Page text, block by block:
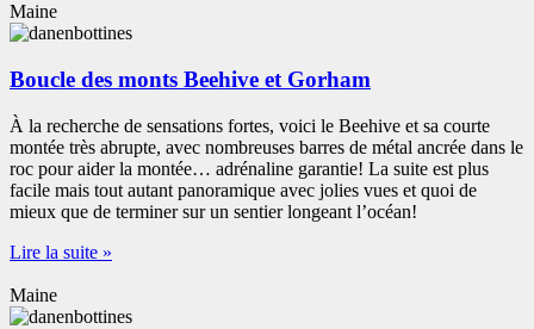
Maine
Boucle des monts Beehive et Gorham
À la recherche de sensations fortes, voici le Beehive et sa courte
montée très abrupte, avec nombreuses barres de métal ancrée dans le
roc pour aider la montée… adrénaline garantie! La suite est plus
facile mais tout autant panoramique avec jolies vues et quoi de
mieux que de terminer sur un sentier longeant l’océan!
Lire la suite »
Maine